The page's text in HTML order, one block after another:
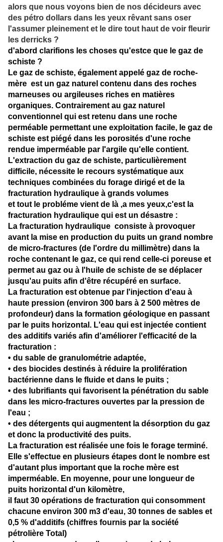
alors que nous voyons bien de nos décideurs avec
des pétro dollars dans les yeux rêvant sans oser
l'assumer pleinement et le dire tout haut de voir fleurir
les derricks ?
d'abord clarifions les choses qu'estce que le gaz de
schiste ?
Le gaz de schiste, également appelé gaz de roche-
mère est un gaz naturel contenu dans des roches
marneuses ou argileuses riches en matières
organiques. Contrairement au gaz naturel
conventionnel qui est retenu dans une roche
perméable permettant une exploitation facile, le gaz de
schiste est piégé dans les porosités d'une roche
rendue imperméable par l'argile qu'elle contient.
L'extraction du gaz de schiste, particulièrement
difficile, nécessite le recours systématique aux
techniques combinées du forage dirigé et de la
fracturation hydraulique à grands volumes
et tout le probléme vient de là ,a mes yeux,c'est la
fracturation hydraulique qui est un désastre :
La fracturation hydraulique consiste à provoquer
avant la mise en production du puits un grand nombre
de micro-fractures (de l'ordre du millimètre) dans la
roche contenant le gaz, ce qui rend celle-ci poreuse et
permet au gaz ou à l'huile de schiste de se déplacer
jusqu'au puits afin d'être récupéré en surface.
La fracturation est obtenue par l'injection d'eau à
haute pression (environ 300 bars à 2 500 mètres de
profondeur) dans la formation géologique en passant
par le puits horizontal. L'eau qui est injectée contient
des additifs variés afin d'améliorer l'efficacité de la
fracturation :
• du sable de granulométrie adaptée,
• des biocides destinés à réduire la prolifération
bactérienne dans le fluide et dans le puits ;
• des lubrifiants qui favorisent la pénétration du sable
dans les micro-fractures ouvertes par la pression de
l'eau ;
• des détergents qui augmentent la désorption du gaz
et donc la productivité des puits.
La fracturation est réalisée une fois le forage terminé.
Elle s'effectue en plusieurs étapes dont le nombre est
d'autant plus important que la roche mère est
imperméable. En moyenne, pour une longueur de
puits horizontal d'un kilomètre,
il faut 30 opérations de fracturation qui consomment
chacune environ 300 m3 d'eau, 30 tonnes de sables et
0,5 % d'additifs (chiffres fournis par la société
pétrolière Total)